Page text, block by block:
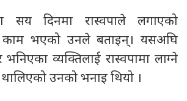
सय दिनमा रास्वपाले लगाएको
काम भएको उनले बताइन्। यसअघि
व्यक्तिलाई रास्वपामा लाग्ने
थालिएको उनको भनाइ थियो ।